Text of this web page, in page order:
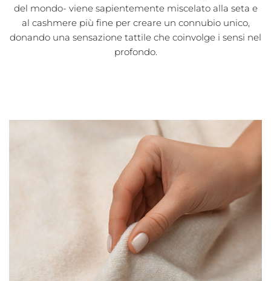
del mondo- viene sapientemente miscelato alla seta e
al cashmere più fine per creare un connubio unico,
donando una sensazione tattile che coinvolge i sensi nel
profondo.